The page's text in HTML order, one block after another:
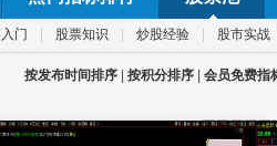
门 股票知识 炒股经验 股市实战
按发布时间排序 按积分排序 会员免费指